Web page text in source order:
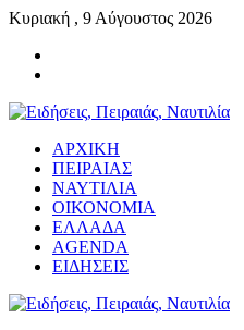
Κυριακή , 9 Αύγουστος 2026
ΑΡΧΙΚΗ
ΠΕΙΡΑΙΑΣ
ΝΑΥΤΙΛΙΑ
ΟΙΚΟΝΟΜΙΑ
ΕΛΛΑΔΑ
AGENDA
ΕΙΔΗΣΕΙΣ